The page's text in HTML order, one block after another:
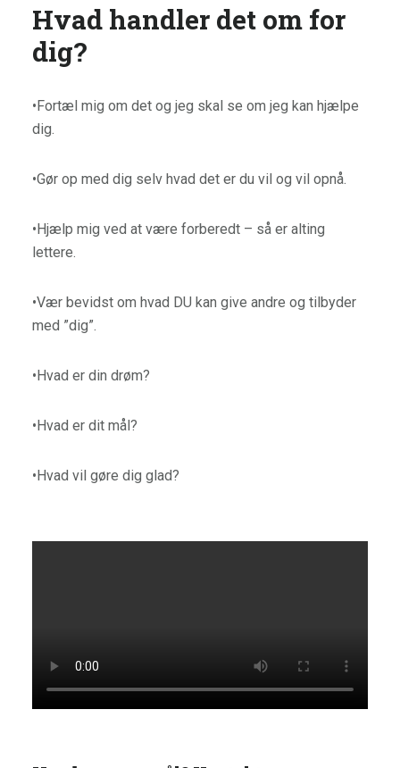
Hvad handler det om for
dig?
•Fortæl mig om det og jeg skal se om jeg kan hjælpe
dig.
•Gør op med dig selv hvad det er du vil og vil opnå.
•Hjælp mig ved at være forberedt – så er alting
lettere.
•Vær bevidst om hvad DU kan give andre og tilbyder
med ”dig”.
•Hvad er din drøm?
•Hvad er dit mål?
•Hvad vil gøre dig glad?